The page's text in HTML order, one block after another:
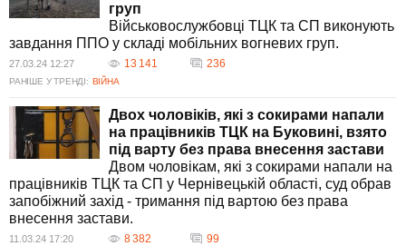
груп
Військовослужбовці ТЦК та СП виконують
завдання ППО у складі мобільних вогневих груп.
27.03.24 12:27 13 141 236
РАНІШЕ У ТРЕНДІ: ВІЙНА
Двох чоловіків, які з сокирами напали
на працівників ТЦК на Буковині, взято
під варту без права внесення застави
Двом чоловікам, які з сокирами напали на
працівників ТЦК та СП у Чернівецькій області, суд обрав
запобіжний захід - тримання під вартою без права
внесення застави.
11.03.24 17:20 8 382 99